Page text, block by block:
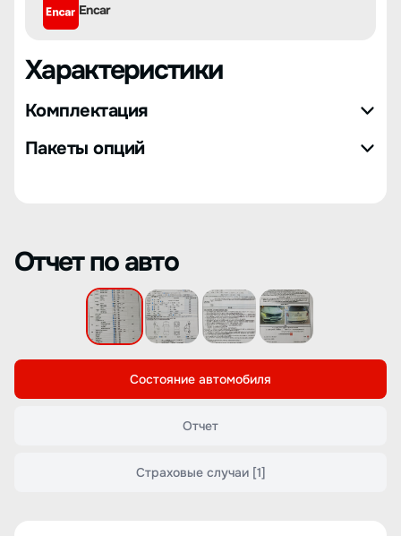
Encar
Характеристики
Комплектация
Пакеты опций
Отчет по авто
Состояние автомобиля
Отчет
Страховые случаи [1]